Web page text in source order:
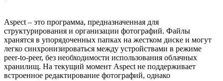
Aspect – это программа, предназначенная для
структурирования и организации фотографий. Файлы
хранятся в упорядоченных папках на жестком диске и могут
легко синхронизироваться между устройствами в режиме
peer-to-peer, без необходимости использования облачных
хранилищ. На текущий момент Aspect не поддерживает
встроенное редактирование фотографий, однако